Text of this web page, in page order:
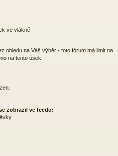
ve vlákně
ohledu na Váš výběr - toto fórum má limit na
na tento úsek.
zobrazil ve feedu: